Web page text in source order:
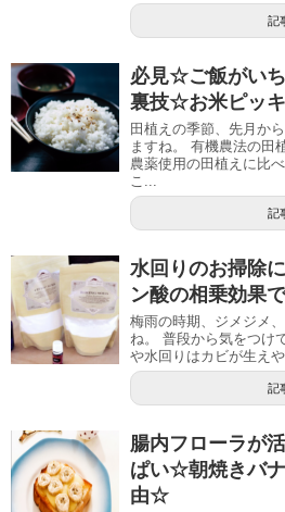
記
必見☆ご飯がい
裏技☆お米ピッ
田植えの季節、先月か
ますね。 有機農法の田
農薬使用の田植えに比
こ...
記
水回りのお掃除
ン酸の相乗効果
梅雨の時期、ジメジメ
ね。 普段から気をつけ
や水回りはカビが生え
記
腸内フローラが
ぱい☆朝焼きバ
由☆